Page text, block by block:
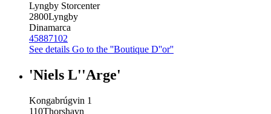
Lyngby Storcenter
2800Lyngby
Dinamarca
45887102
See details Go to the ''Boutique D''or''
'Niels L''Arge'
Kongabrúgvin 1
110Thorshavn